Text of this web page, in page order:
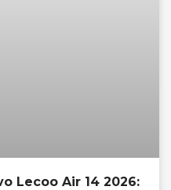
Lecoo Air 14 2026: